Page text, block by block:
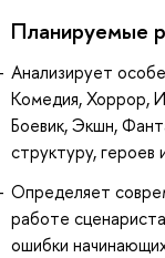
Планируемые
Анализирует
Комедия, Хоррор,
Боевик, Экшн,
структуру, героев
Определяет
работе
ошибки